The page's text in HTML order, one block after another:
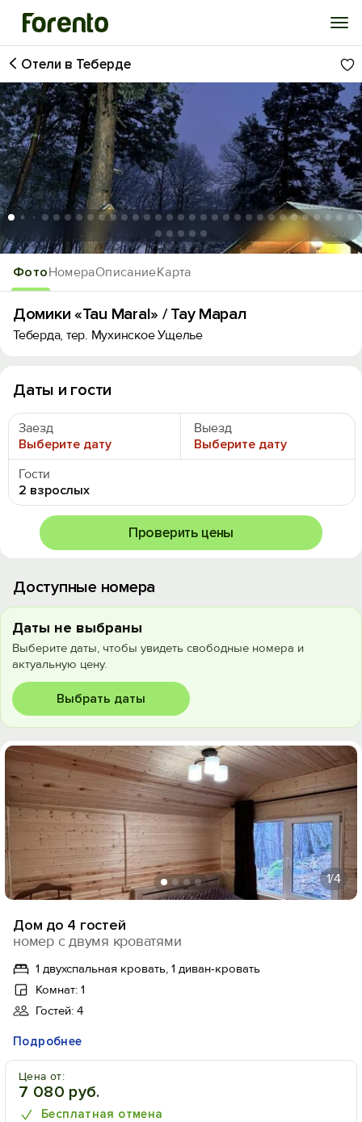
Войти
Избранное
История просмотра
Добавить свой объект
ФотоНомераОписаниеКарта
Отели в Теберде
1/36
Домики «Tau Maral» / Тау Марал
Теберда, тер. Мухинское Ущелье
Даты и гости
Заезд
Выберите дату
Выезд
Выберите дату
Гости
2 взрослых
Проверить цены
Доступные номера
Даты не выбраны
Выберите даты, чтобы увидеть свободные номера и
актуальную цену.
Выбрать даты
1/4
Дом до 4 гостей
номер с двумя кроватями
1 двухспальная кровать, 1 диван-кровать
Комнат: 1
Гостей: 4
Подробнее
Цена от:
7 080 руб.
Бесплатная отмена